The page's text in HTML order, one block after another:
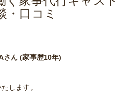
・口コミ
さん (家事歴10年)
します。